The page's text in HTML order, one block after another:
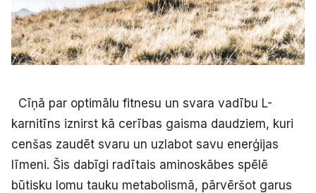
Video
Vieta
Sludinājumi
Pasākumi
Cīņā par optimālu fitnesu un svara vadību L-
karnitīns iznirst kā cerības gaisma daudziem, kuri
cenšas zaudēt svaru un uzlabot savu enerģijas
līmeni. Šis dabīgi radītais aminoskābes spēlē
būtisku lomu tauku metabolismā, pārvēršot garus